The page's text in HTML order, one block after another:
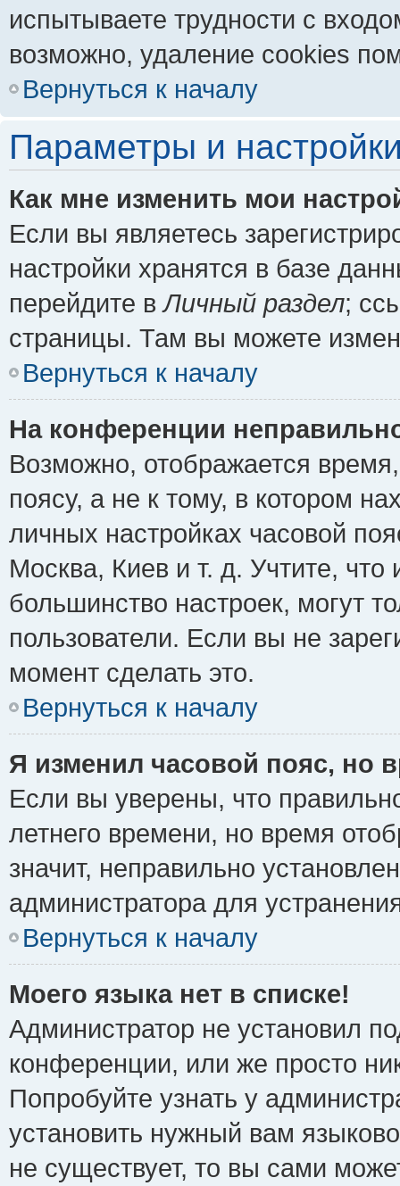
испытываете трудности с
возможно, удаление cookies
Вернуться к началу
Параметры и
Как мне изменить мои
Если вы являетесь
настройки хранятся в базе
перейдите вЛичный раздел;
страницы. Там вы можете
Вернуться к началу
На конференции
Возможно, отображается
поясу, а не к тому, в котором
личных настройках часовой
Москва, Киев и т. д. Учтите, что
большинство настроек, могут
пользователи. Если вы не
момент сделать это.
Вернуться к началу
Я изменил часовой пояс, но
Если вы уверены, что
летнего времени, но время
значит, неправильно
администратора для
Вернуться к началу
Моего языка нет в списке!
Администратор не установил
конференции, или же просто
Попробуйте узнать у
установить нужный вам
не существует, то вы сами